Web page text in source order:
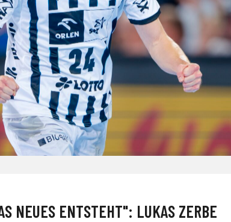
NEUES ENTSTEHT": LUKAS ZERBE